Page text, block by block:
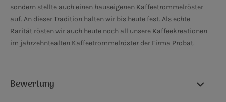
sondern stellte auch einen hauseigenen Kaffeetrommelröster
auf. An dieser Tradition halten wir bis heute fest. Als echte
Rarität rösten wir auch heute noch all unsere Kaffeekreationen
im jahrzehntealten Kaffeetrommelröster der Firma Probat.
Bewertung